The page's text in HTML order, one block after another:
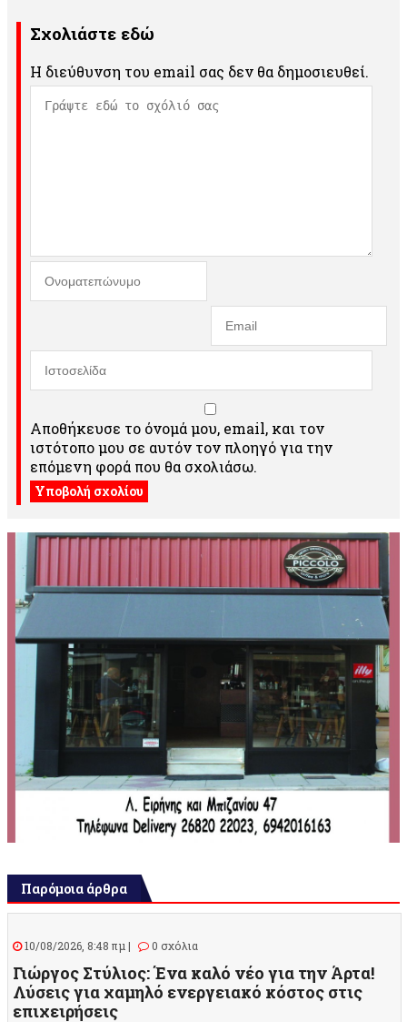
Σχολιάστε εδώ
Η διεύθυνση του email σας δεν θα δημοσιευθεί.
Αποθήκευσε το όνομά μου, email, και τον
ιστότοπο μου σε αυτόν τον πλοηγό για την
επόμενη φορά που θα σχολιάσω.
Παρόμοια άρθρα
10/08/2026, 8:48 πμ | 0 σχόλια
Γιώργος Στύλιος: Ένα καλό νέο για την Άρτα!
Λύσεις για χαμηλό ενεργειακό κόστος στις
επιχειρήσεις